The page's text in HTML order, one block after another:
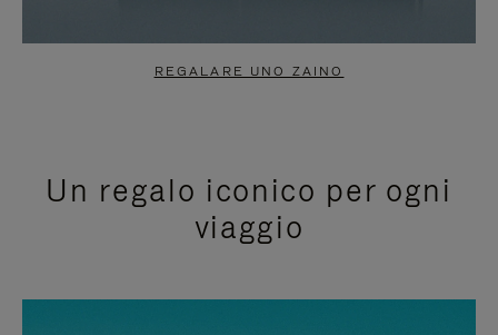
REGALARE UNO ZAINO
Un regalo iconico per ogni
viaggio